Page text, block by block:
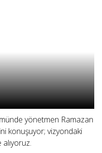
yönetmen Ramazan
konuşuyor; vizyondaki